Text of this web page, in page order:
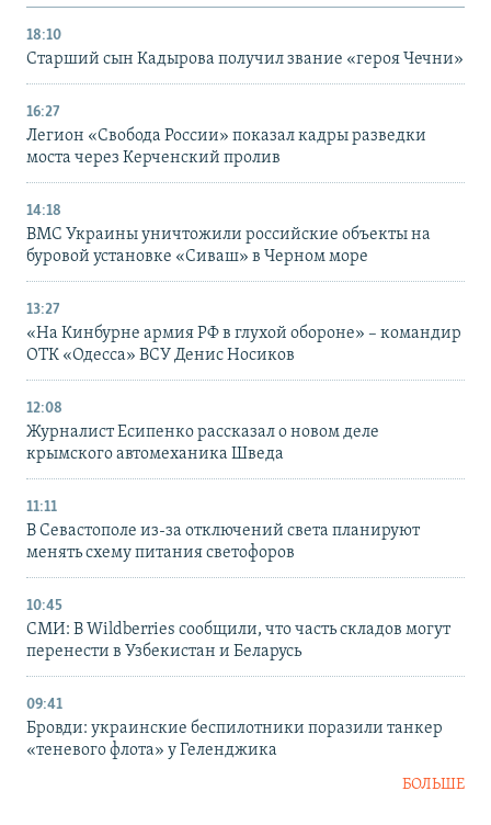
18:10
Старший сын Кадырова получил звание «героя Чечни»
16:27
Легион «Свобода России» показал кадры разведки
моста через Керченский пролив
14:18
ВМС Украины уничтожили российские объекты на
буровой установке «Сиваш» в Черном море
13:27
«На Кинбурне армия РФ в глухой обороне» – командир
ОТК «Одесса» ВСУ Денис Носиков
12:08
Журналист Есипенко рассказал о новом деле
крымского автомеханика Шведа
11:11
В Севастополе из-за отключений света планируют
менять схему питания светофоров
10:45
СМИ: В Wildberries сообщили, что часть складов могут
перенести в Узбекистан и Беларусь
09:41
Бровди: украинские беспилотники поразили танкер
«теневого флота» у Геленджика
БОЛЬШЕ